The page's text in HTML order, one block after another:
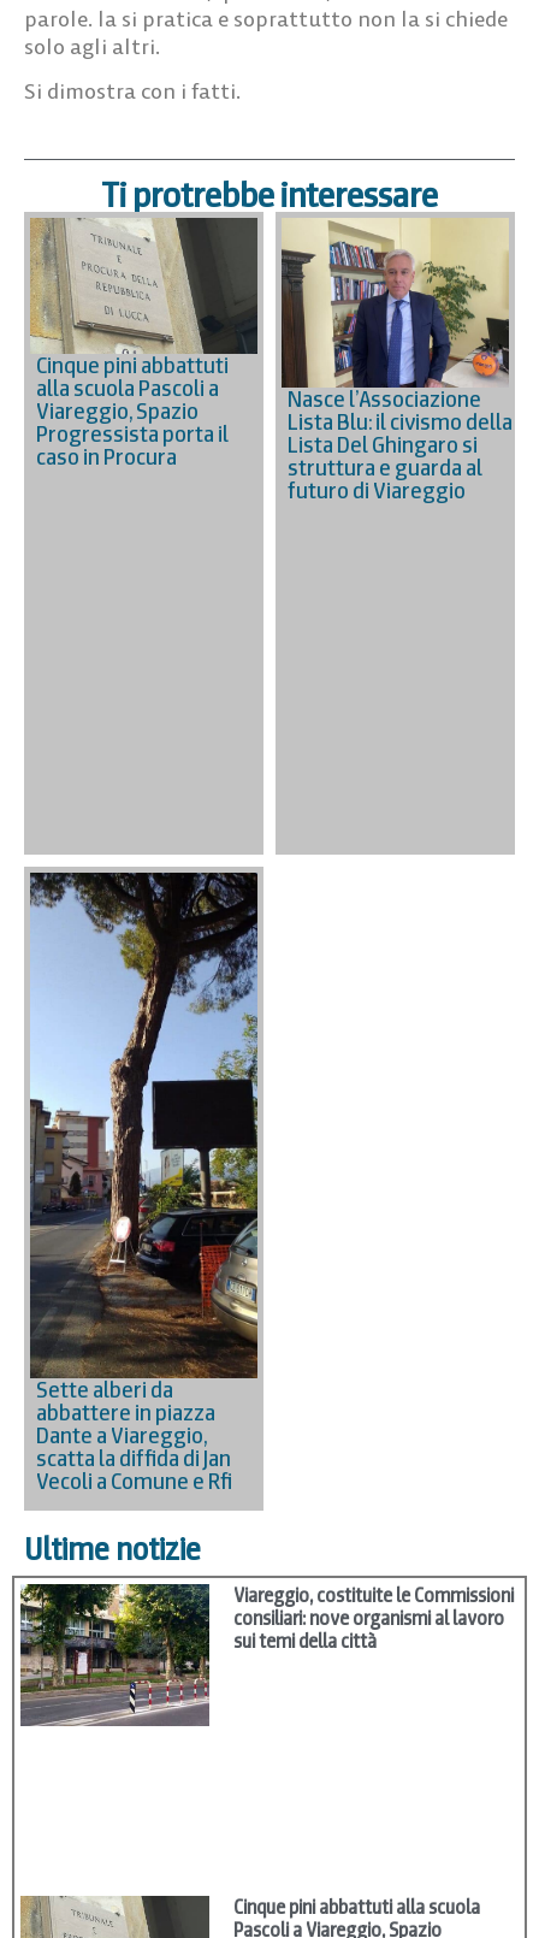
parole. la si pratica e soprattutto non la si chiede
solo agli altri.
Si dimostra con i fatti.
Ti protrebbe interessare
Cinque pini abbattuti
alla scuola Pascoli a
Viareggio, Spazio
Progressista porta il
caso in Procura
Nasce l’Associazione
Lista Blu: il civismo della
Lista Del Ghingaro si
struttura e guarda al
futuro di Viareggio
Sette alberi da
abbattere in piazza
Dante a Viareggio,
scatta la diffida di Jan
Vecoli a Comune e Rfi
Ultime notizie
Viareggio, costituite le Commissioni
consiliari: nove organismi al lavoro
sui temi della città
Cinque pini abbattuti alla scuola
Pascoli a Viareggio, Spazio